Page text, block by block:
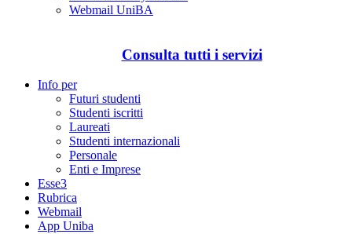
Webmail UniBA
Consulta tutti i servizi
Info per
Futuri studenti
Studenti iscritti
Laureati
Studenti internazionali
Personale
Enti e Imprese
Esse3
Rubrica
Webmail
App Uniba